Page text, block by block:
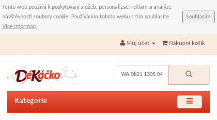
Tento web používá k poskytování služeb, personalizaci reklam a analýze
návštěvnosti soubory cookie. Používáním tohoto webu s tím souhlasíte.
Více informací
Souhlasím
Můj účet Nákupní košík
Kategorie